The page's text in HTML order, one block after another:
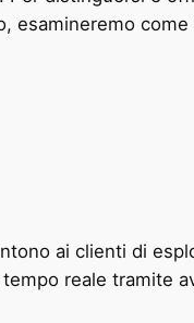
esamineremo
ai clienti di
reale tramite